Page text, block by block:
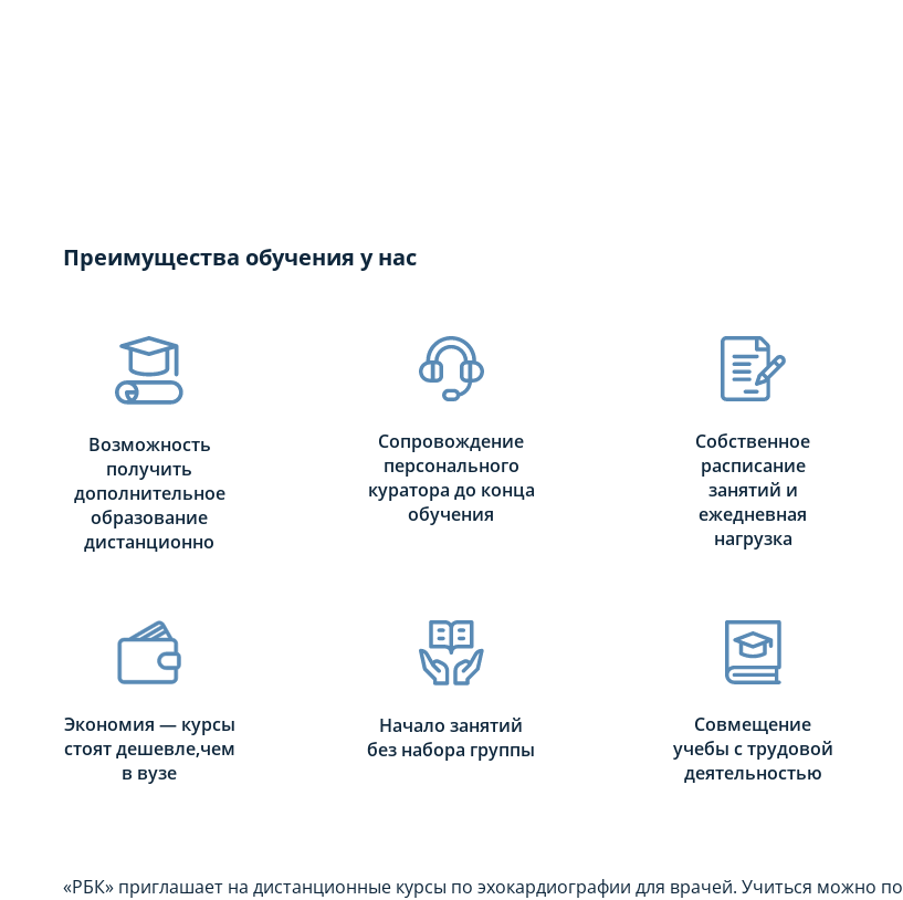
Преимущества обучения у нас
Возможность
получить
дополнительное
образование
дистанционно
Сопровождение
персонального
куратора до конца
обучения
Собственное
расписание
занятий и
ежедневная
нагрузка
Экономия — курсы
стоят дешевле,чем
в вузе
Начало занятий
без набора группы
Совмещение
учебы с трудовой
деятельностью
«РБК» приглашает на дистанционные курсы по эхокардиографии для врачей. Учиться можно по